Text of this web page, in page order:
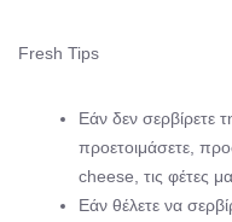
Fresh Tips
Εάν δεν σερβίρετε
προετοιμάσετε,
cheese, τις φέτες
Εάν θέλετε να